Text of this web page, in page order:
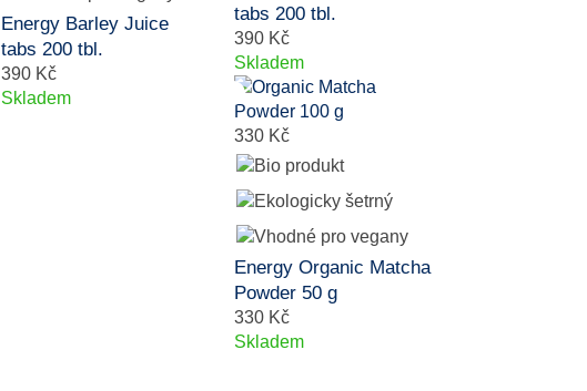
Energy Barley Juice
tabs 200 tbl.
390 Kč
Skladem
tabs 200 tbl.
390 Kč
Skladem
330 Kč
Energy Organic Matcha
Powder 50 g
330 Kč
Skladem